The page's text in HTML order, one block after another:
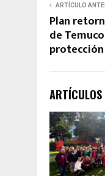
ARTÍCULO
Plan
de
ARTÍCULOS